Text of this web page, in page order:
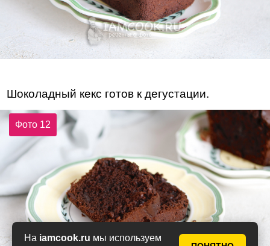
На iamcook.ru мы используем
Шоколадный кекс готов к дегустации.
Фото 12